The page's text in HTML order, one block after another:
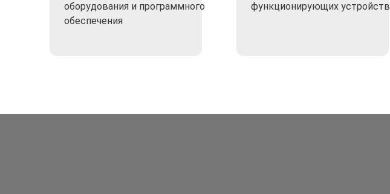
оборудования и программного
обеспечения
функционирующих устройств